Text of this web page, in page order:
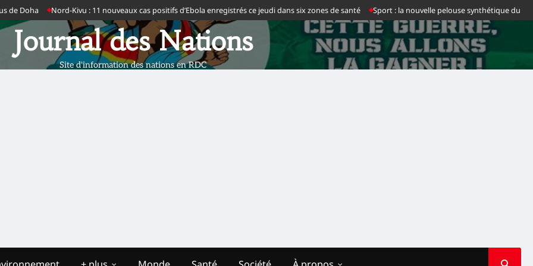
Nord-Kivu : 11 nouveaux cas positifs d’Ebola enregistrés ce jeudi dans six zones de santé Sport : la nouvelle pelouse synthétique du stade des
Journal des Nations
Site d'information des nations en RDC